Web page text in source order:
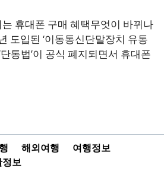
휴대폰 구매 혜택무엇이 바뀌나
도입된 ‘이동통신단말장치 유통
통법’이 공식 폐지되면서 휴대폰
해외여행
여행정보
보